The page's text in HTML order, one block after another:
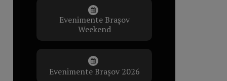
Evenimente Brașov
Weekend
Evenimente Brașov 2026